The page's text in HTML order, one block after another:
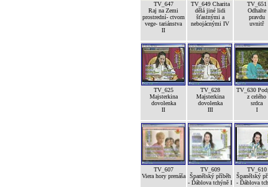
TV_647
Raj na Zemi
prostrední- ctvom
vege- tariánstva
II
TV_649 Charita
dělá jiné lidi
šťastnými a
nebojácnými IV
TV_651
Odhalte
pravdu
uvnitř
TV_625
Majsterkina
dovolenka
II
TV_628
Majsterkina
dovolenka
III
TV_630
z celého
srdca
I
TV_607
Viera hory prenáša
TV_609
Španělský příběh
- Ďáblova tchýně I
TV_610
Španělský
- Ďáblova